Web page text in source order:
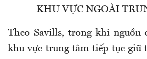
KHU VỰC NGOÀI
Theo Savills, trong khi nguồn
khu vực trung tâm tiếp tục giữ